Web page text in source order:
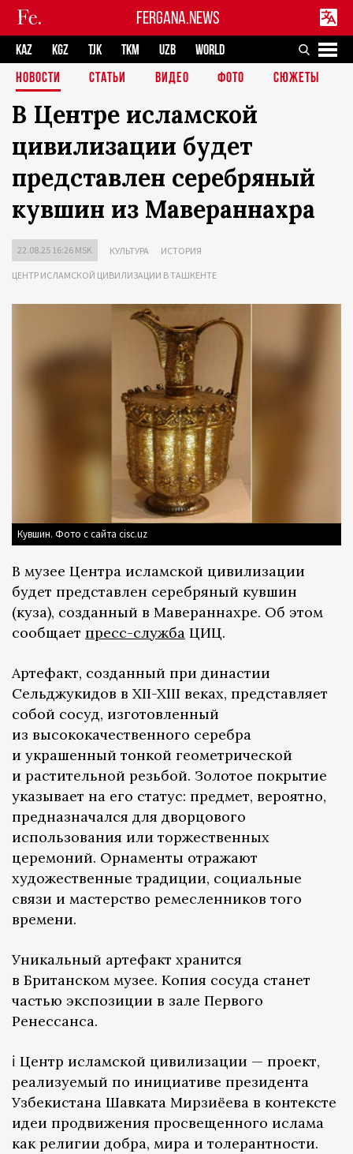
FERGANA.NEWS
KAZ KGZ TJK TKM UZB
WORLD
НОВОСТИ
СТАТЬИ ВИДЕО ФОТО СЮЖЕТЫ
В Центре исламской
цивилизации будет
представлен серебряный
кувшин из Мавераннахра
22.08.25 16:26 MSK КУЛЬТУРА ИСТОРИЯ
ЦЕНТР ИСЛАМСКОЙ ЦИВИЛИЗАЦИИ В ТАШКЕНТЕ
Кувшин. Фото с сайта cisc.uz
В музее Центра исламской цивилизации
будет представлен серебряный кувшин
(куза), созданный в Мавераннахре. Об этом
сообщает пресс-служба ЦИЦ.
Артефакт, созданный при династии
Сельджукидов в XII-XIII веках, представляет
собой сосуд, изготовленный
из высококачественного серебра
и украшенный тонкой геометрической
и растительной резьбой. Золотое покрытие
указывает на его статус: предмет, вероятно,
предназначался для дворцового
использования или торжественных
церемоний. Орнаменты отражают
художественные традиции, социальные
связи и мастерство ремесленников того
времени.
Уникальный артефакт хранится
в Британском музее. Копия сосуда станет
частью экспозиции в зале Первого
Ренессанса.
ℹ️ Центр исламской цивилизации — проект,
реализуемый по инициативе президента
Узбекистана Шавката Мирзиёева в контексте
идеи продвижения просвещенного ислама
как религии добра, мира и толерантности.